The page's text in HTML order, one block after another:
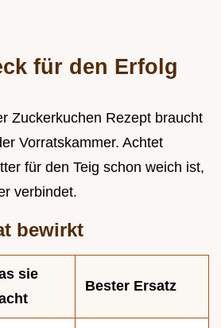
für den Erfolg
Zuckerkuchen Rezept braucht
Vorratskammer. Achtet
für den Teig schon weich ist,
verbindet.
bewirkt
sie
Bester Ersatz